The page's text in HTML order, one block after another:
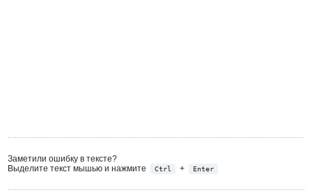
Заметили ошибку в тексте?
Выделите текст мышью и нажмите
Ctrl + Enter